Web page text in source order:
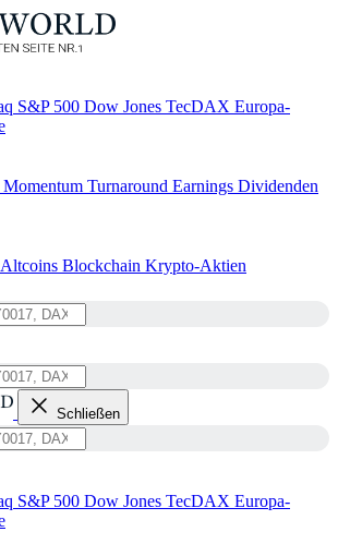
S&P 500 Dow Jones TecDAX Europa-
Turnaround Earnings Dividenden
Blockchain Krypto-Aktien
Schließen
S&P 500 Dow Jones TecDAX Europa-